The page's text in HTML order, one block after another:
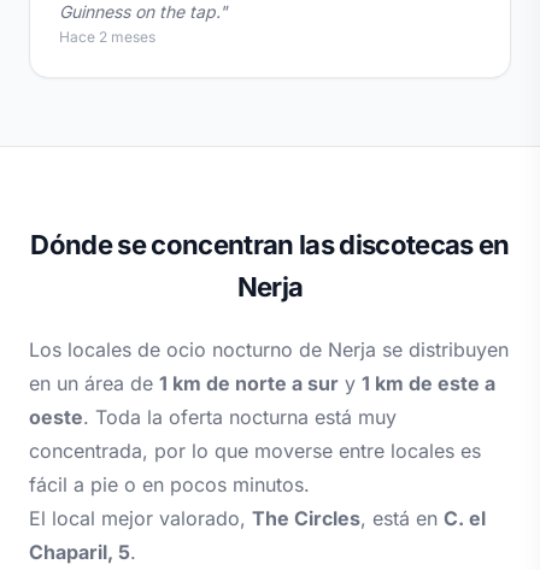
Guinness on the tap."
Hace 2 meses
Dónde se concentran las discotecas en
Nerja
Los locales de ocio nocturno de Nerja se distribuyen
en un área de 1 km de norte a sur y 1 km de este a
oeste. Toda la oferta nocturna está muy
concentrada, por lo que moverse entre locales es
fácil a pie o en pocos minutos.
El local mejor valorado, The Circles, está en C. el
Chaparil, 5.